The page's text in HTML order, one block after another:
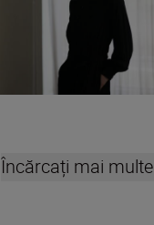
Încărcați mai multe